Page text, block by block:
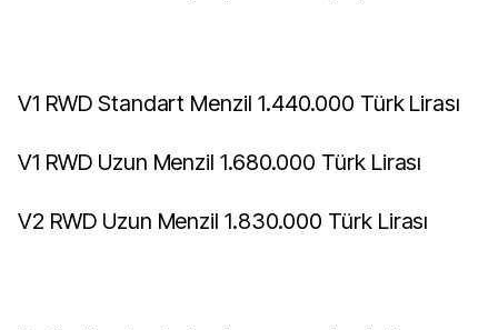
V1 RWD Standart Menzil 1.440.000 Türk Lirası
V1 RWD Uzun Menzil 1.680.000 Türk Lirası
V2 RWD Uzun Menzil 1.830.000 Türk Lirası